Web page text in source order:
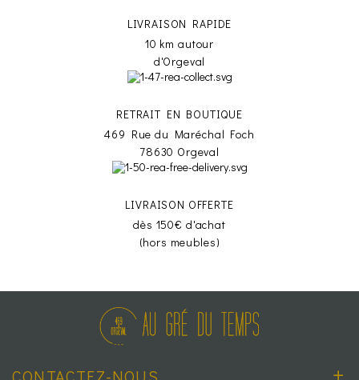
LIVRAISON RAPIDE
10 km autour
d'Orgeval
RETRAIT EN BOUTIQUE
469 Rue du Maréchal Foch
78630 Orgeval
LIVRAISON OFFERTE
dès 150€ d'achat
(hors meubles)
CONTACTEZ-NOUS